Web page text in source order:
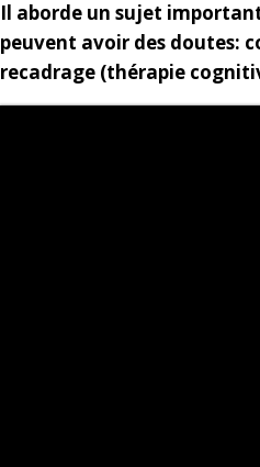
Il aborde un sujet
peuvent avoir des doutes:
recadrage (thérapie